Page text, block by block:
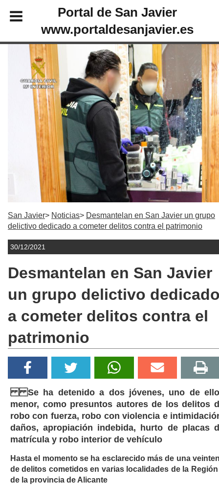
Portal de San Javier
www.portaldesanjavier.es
San Javier Noticias
Desmantelan en San Javier un grupo
delictivo dedicado a cometer delitos contra el patrimonio
30/12/2021
Desmantelan en San Javier
un grupo delictivo
a cometer delitos contra el
patrimonio
Se ha detenido a dos jóvenes, uno de
menor, como presuntos autores de los delitos
robo con fuerza, robo con violencia e
daños, apropiación indebida, hurto de placas
matrícula y robo interior de vehículo
Hasta el momento se ha esclarecido más de una
de delitos cometidos en varias localidades de la
de la provincia de Alicante